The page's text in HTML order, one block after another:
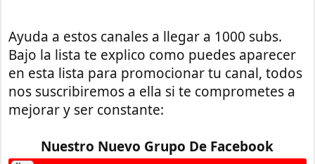
Ayuda a estos canales a llegar a 1000 subs.
Bajo la lista te explico como puedes aparecer
en esta lista para promocionar tu canal, todos
nos suscribiremos a ella si te comprometes a
mejorar y ser constante:
Nuestro Nuevo Grupo De Facebook